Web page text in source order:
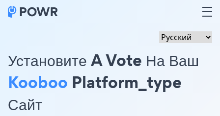
Установите A Vote На Ваш
Kooboo Platform_type
Сайт